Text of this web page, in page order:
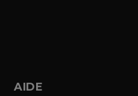
AIDE